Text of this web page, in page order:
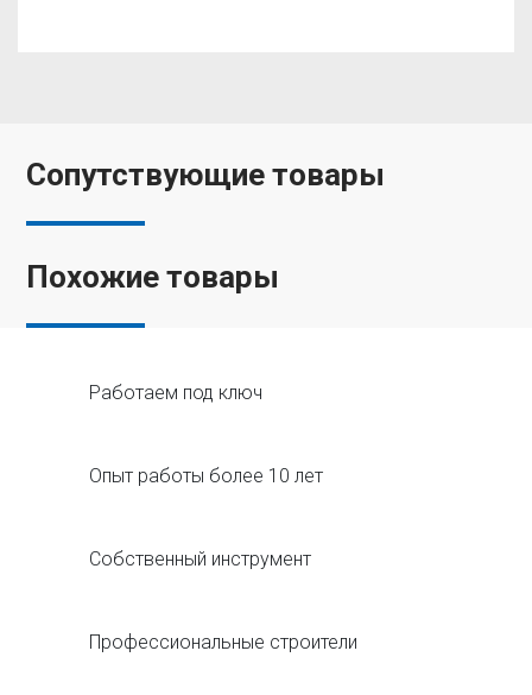
Сопутствующие товары
Похожие товары
Работаем под ключ
Опыт работы более 10 лет
Собственный инструмент
Профессиональные строители